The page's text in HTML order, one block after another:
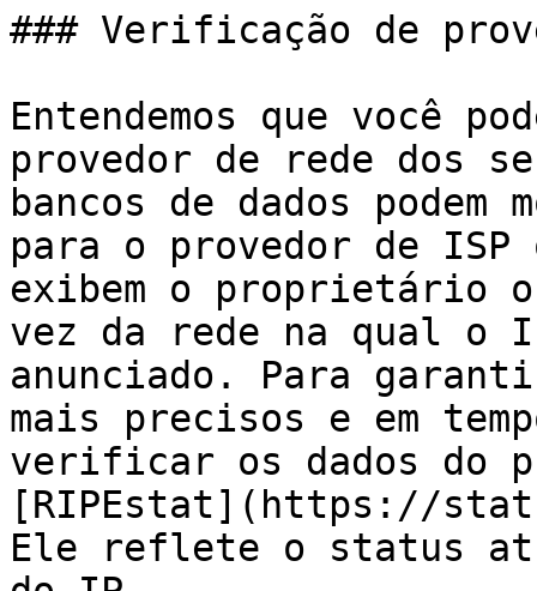
### Verificação de
Entendemos que você
provedor de rede dos
bancos de dados
para o provedor de ISP
exibem o proprietário
vez da rede na qual o
anunciado. Para
mais precisos e em
verificar os dados do
[RIPEstat](https://
Ele reflete o status